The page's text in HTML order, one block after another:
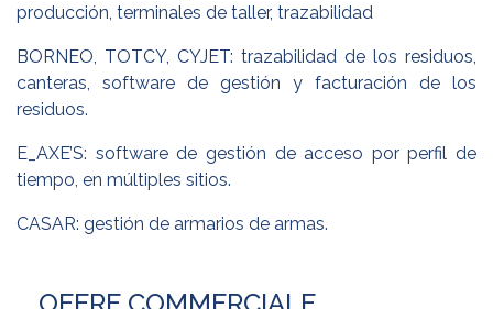
producción, terminales de taller, trazabilidad
BORNEO, TOTCY, CYJET: trazabilidad de los residuos,
canteras, software de gestión y facturación de los
residuos.
E_AXE’S: software de gestión de acceso por perfil de
tiempo, en múltiples sitios.
CASAR: gestión de armarios de armas.
OFFRE COMMERCIALE